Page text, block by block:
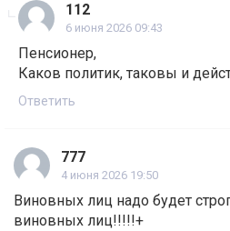
112
6 июня 2026 09:43
Пенсионер,
Каков политик, таковы и
Ответить
777
4 июня 2026 19:50
Виновных лиц надо будет
виновных лиц!!!!!+